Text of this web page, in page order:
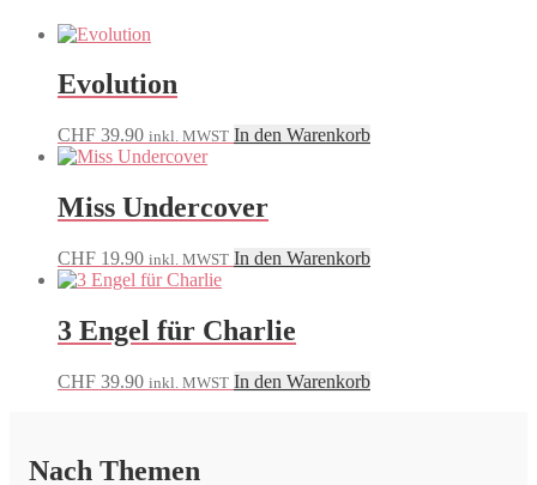
Evolution
CHF 39.90 inkl. MWST In den Warenkorb
Miss Undercover
CHF 19.90 inkl. MWST In den Warenkorb
3 Engel für Charlie
CHF 39.90 inkl. MWST In den Warenkorb
Nach Themen